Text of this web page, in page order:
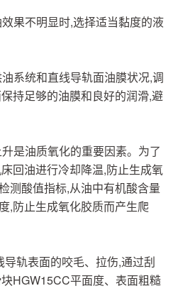
果不明显时,选择适当黏度的液
系统和直线导轨面油膜状况,调
持足够的油膜和良好的润滑,避
是油质氧化的重要因素。为了
回油进行冷却降温,防止生成氧
测酸值指标,从油中有机酸含量
,防止生成氧化胶质而产生爬
轨表面的咬毛、拉伤,通过刮
HGW15CC平面度、表面粗糙